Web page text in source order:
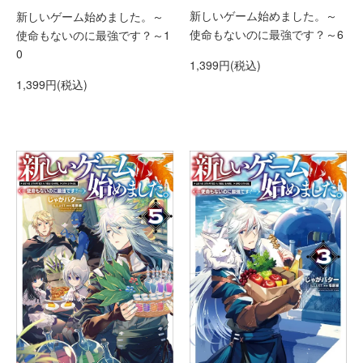
新しいゲーム始めました。～
使命もないのに最強です？～1
0
1,399円(税込)
新しいゲーム始めました。～
使命もないのに最強です？～6
1,399円(税込)